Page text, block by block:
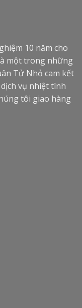
10 năm cho
một trong những
Tử Nhỏ cam kết
vụ nhiệt tình
tôi giao hàng